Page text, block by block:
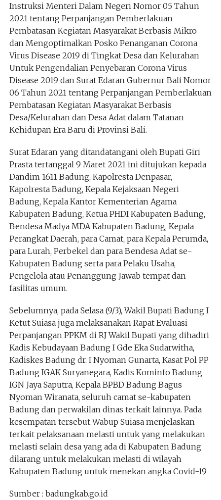
Instruksi Menteri Dalam Negeri Nomor 05 Tahun
2021 tentang Perpanjangan Pemberlakuan
Pembatasan Kegiatan Masyarakat Berbasis Mikro
dan Mengoptimalkan Posko Penanganan Corona
Virus Disease 2019 di Tingkat Desa dan Kelurahan
Untuk Pengendalian Penyebaran Corona Virus
Disease 2019 dan Surat Edaran Gubernur Bali Nomor
06 Tahun 2021 tentang Perpanjangan Pemberlakuan
Pembatasan Kegiatan Masyarakat Berbasis
Desa/Kelurahan dan Desa Adat dalam Tatanan
Kehidupan Era Baru di Provinsi Bali.
Surat Edaran yang ditandatangani oleh Bupati Giri
Prasta tertanggal 9 Maret 2021 ini ditujukan kepada
Dandim 1611 Badung, Kapolresta Denpasar,
Kapolresta Badung, Kepala Kejaksaan Negeri
Badung, Kepala Kantor Kementerian Agama
Kabupaten Badung, Ketua PHDI Kabupaten Badung,
Bendesa Madya MDA Kabupaten Badung, Kepala
Perangkat Daerah, para Camat, para Kepala Perumda,
para Lurah, Perbekel dan para Bendesa Adat se-
Kabupaten Badung serta para Pelaku Usaha,
Pengelola atau Penanggung Jawab tempat dan
fasilitas umum.
Sebelumnya, pada Selasa (9/3), Wakil Bupati Badung I
Ketut Suiasa juga melaksanakan Rapat Evaluasi
Perpanjangan PPKM di RJ Wakil Bupati yang dihadiri
Kadis Kebudayaan Badung I Gde Eka Sudarwitha,
Kadiskes Badung dr. I Nyoman Gunarta, Kasat Pol PP
Badung IGAK Suryanegara, Kadis Kominfo Badung
IGN Jaya Saputra, Kepala BPBD Badung Bagus
Nyoman Wiranata, seluruh camat se-kabupaten
Badung dan perwakilan dinas terkait lainnya. Pada
kesempatan tersebut Wabup Suiasa menjelaskan
terkait pelaksanaan melasti untuk yang melakukan
melasti selain desa yang ada di Kabupaten Badung
dilarang untuk melakukan melasti di wilayah
Kabupaten Badung untuk menekan angka Covid-19
Sumber : badungkab.go.id